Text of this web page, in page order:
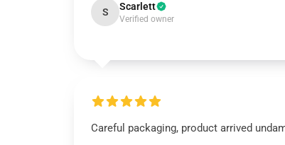
S Scarlett
Verified owner
Careful packaging, product arrived